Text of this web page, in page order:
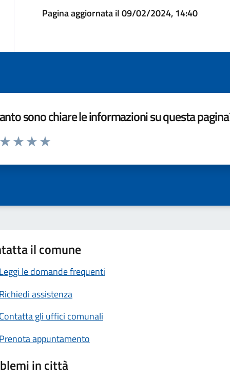
Pagina aggiornata il 09/02/2024, 14:40
sono chiare le informazioni su questa
da 1 a 5 stelle la pagina
il comune
Leggi le domande frequenti
Richiedi assistenza
Contatta gli uffici comunali
Prenota appuntamento
in città